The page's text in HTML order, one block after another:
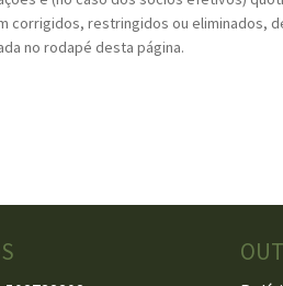
restringidos ou eliminados,
no rodapé desta página.